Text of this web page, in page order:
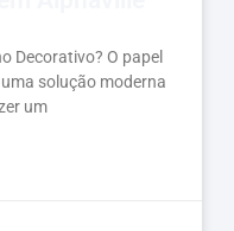
Decorativo? O papel
solução moderna
um